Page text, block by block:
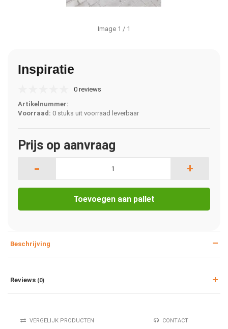
Image 1 / 1
Inspiratie
0 reviews
Artikelnummer:
Voorraad: 0 stuks uit voorraad leverbaar
Prijs op aanvraag
- +
Toevoegen aan pallet
Beschrijving
Reviews (0)
VERGELIJK PRODUCTEN CONTACT